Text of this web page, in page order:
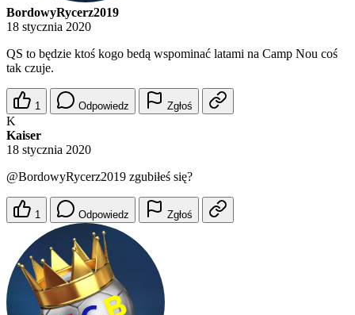
BordowyRycerz2019
18 stycznia 2020
QS to będzie ktoś kogo bedą wspominać latami na Camp Nou coś
tak czuje.
1 Odpowiedz Zgłoś
K
Kaiser
18 stycznia 2020
@BordowyRycerz2019 zgubiłeś się?
1 Odpowiedz Zgłoś